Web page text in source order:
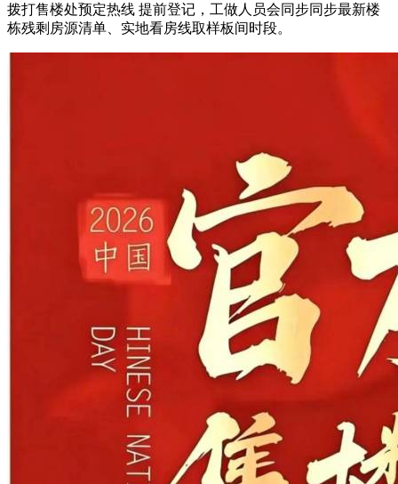
拨打售楼处预定热线 提前登记，工做人员会同步同步最新楼
栋残剩房源清单、实地看房线取样板间时段。